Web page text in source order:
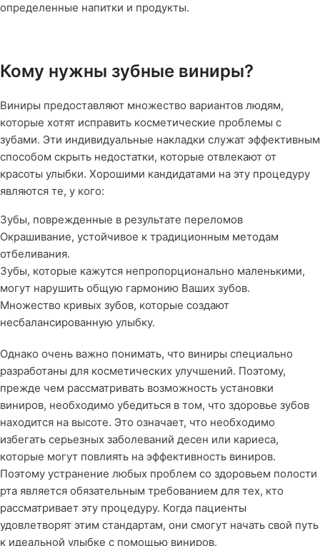
определенные напитки и продукты.
Кому нужны зубные виниры?
Виниры предоставляют множество вариантов людям,
которые хотят исправить косметические проблемы с
зубами. Эти индивидуальные накладки служат эффективным
способом скрыть недостатки, которые отвлекают от
красоты улыбки. Хорошими кандидатами на эту процедуру
являются те, у кого:
Зубы, поврежденные в результате переломов
Окрашивание, устойчивое к традиционным методам
отбеливания.
Зубы, которые кажутся непропорционально маленькими,
могут нарушить общую гармонию Ваших зубов.
Множество кривых зубов, которые создают
несбалансированную улыбку.
Однако очень важно понимать, что виниры специально
разработаны для косметических улучшений. Поэтому,
прежде чем рассматривать возможность установки
виниров, необходимо убедиться в том, что здоровье зубов
находится на высоте. Это означает, что необходимо
избегать серьезных заболеваний десен или кариеса,
которые могут повлиять на эффективность виниров.
Поэтому устранение любых проблем со здоровьем полости
рта является обязательным требованием для тех, кто
рассматривает эту процедуру. Когда пациенты
удовлетворят этим стандартам, они смогут начать свой путь
к идеальной улыбке с помощью виниров.